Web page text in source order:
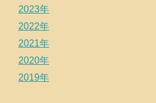
2023年
2022年
2021年
2020年
2019年